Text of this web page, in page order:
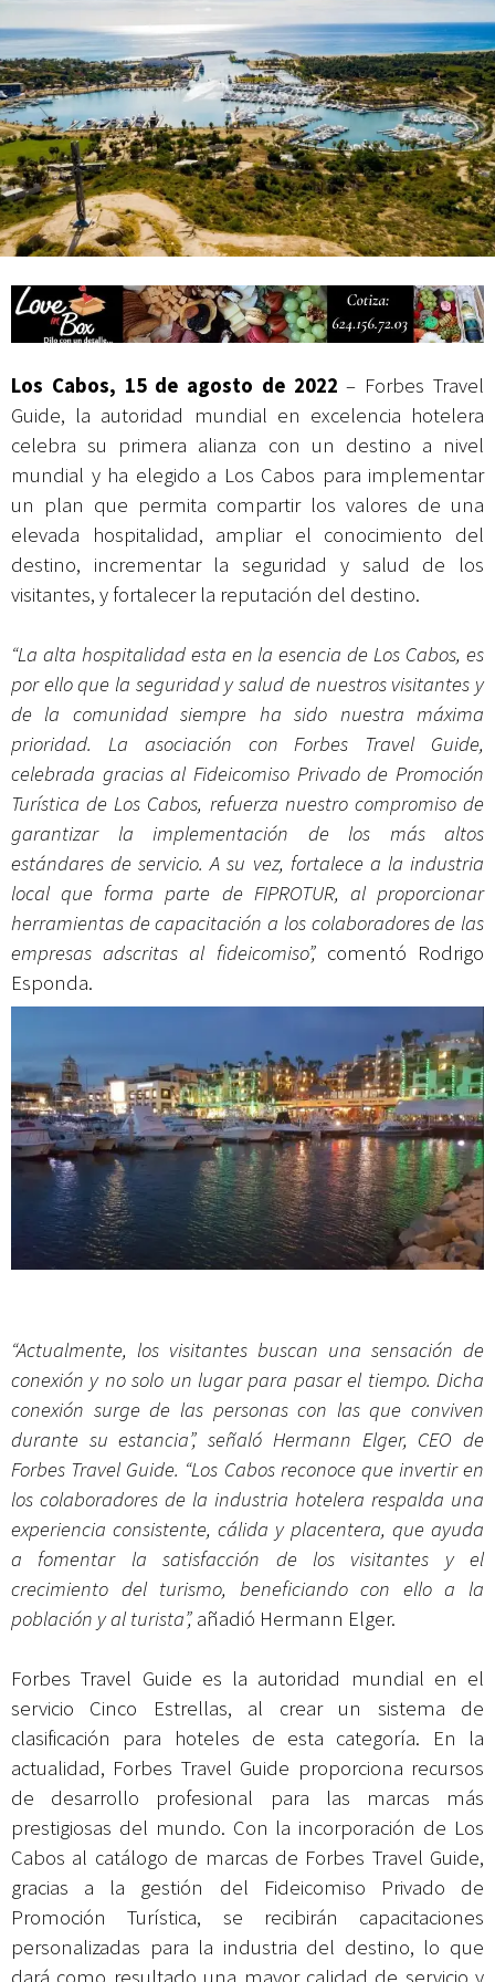
Campesina
Los Cabos, 15 de agosto de 2022 – Forbes Travel
Guide, la autoridad mundial en excelencia hotelera
celebra su primera alianza con un destino a nivel
mundial y ha elegido a Los Cabos para implementar
un plan que permita compartir los valores de una
elevada hospitalidad, ampliar el conocimiento del
destino, incrementar la seguridad y salud de los
visitantes, y fortalecer la reputación del destino.
“La alta hospitalidad esta en la esencia de Los Cabos, es
por ello que la seguridad y salud de nuestros visitantes y
de la comunidad siempre ha sido nuestra máxima
prioridad. La asociación con Forbes Travel Guide,
celebrada gracias al Fideicomiso Privado de Promoción
Turística de Los Cabos, refuerza nuestro compromiso de
garantizar la implementación de los más altos
estándares de servicio. A su vez, fortalece a la industria
local que forma parte de FIPROTUR, al proporcionar
herramientas de capacitación a los colaboradores de las
empresas adscritas al fideicomiso”, comentó Rodrigo
Esponda.
“Actualmente, los visitantes buscan una sensación de
conexión y no solo un lugar para pasar el tiempo. Dicha
conexión surge de las personas con las que conviven
durante su estancia”, señaló Hermann Elger, CEO de
Forbes Travel Guide. “Los Cabos reconoce que invertir en
los colaboradores de la industria hotelera respalda una
experiencia consistente, cálida y placentera, que ayuda
a fomentar la satisfacción de los visitantes y el
crecimiento del turismo, beneficiando con ello a la
población y al turista”, añadió Hermann Elger.
Forbes Travel Guide es la autoridad mundial en el
servicio Cinco Estrellas, al crear un sistema de
clasificación para hoteles de esta categoría. En la
actualidad, Forbes Travel Guide proporciona recursos
de desarrollo profesional para las marcas más
prestigiosas del mundo. Con la incorporación de Los
Cabos al catálogo de marcas de Forbes Travel Guide,
gracias a la gestión del Fideicomiso Privado de
Promoción Turística, se recibirán capacitaciones
personalizadas para la industria del destino, lo que